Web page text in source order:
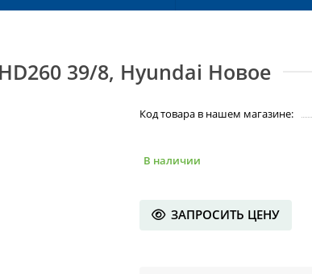
39/8, Hyundai Новое
Код товара в нашем магазине:
В наличии
ЗАПРОСИТЬ ЦЕНУ